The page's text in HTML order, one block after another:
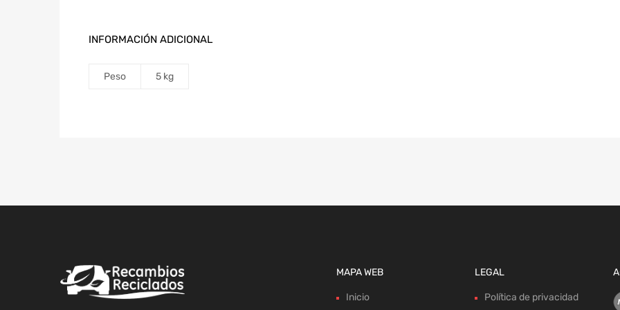
INFORMACIÓN ADICIONAL
Peso 5 kg
MAPA WEB
Inicio
LEGAL
Política de privacidad